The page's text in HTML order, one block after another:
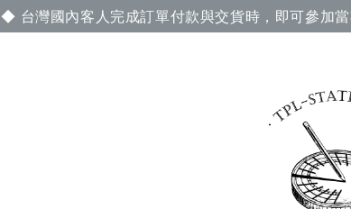
◆ 台灣國內客人完成訂單付款與交貨時，即可參加